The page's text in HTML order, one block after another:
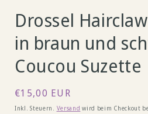
Drossel
in braun und
Coucou Suzette
Normaler
Preis
€15,00 EUR
Inkl. Steuern. Versand wird beim Checkout